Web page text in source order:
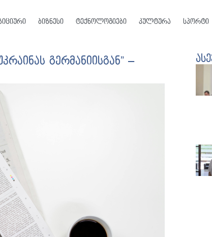
ბიზნესი ტექნოლოგიები კულტურა სპორტი
გერმანიისგან” –